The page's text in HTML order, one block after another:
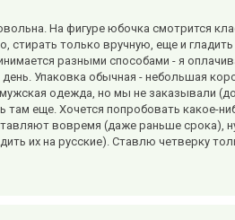
На фигуре юбочка смотрится
стирать только вручную, еще и
разными способами - я
Упаковка обычная - небольшая
одежда, но мы не заказывали
еще. Хочется попробовать какое-
вовремя (даже раньше срока),
их на русские). Ставлю четверку